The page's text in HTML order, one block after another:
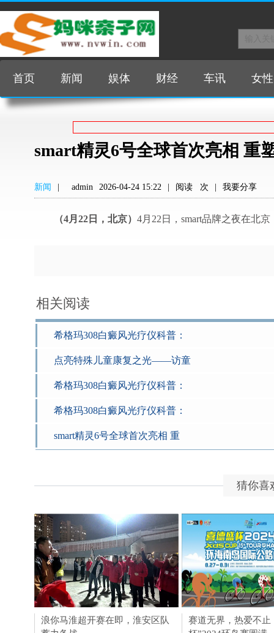
首页 新闻 娱体 财经 车讯 女性
smart精灵6号全球首次亮相 重
新闻 admin 2026-04-24 15:22 阅读 次 我要分享
（4月 22 日，北京） 4月22日，smart品牌之夜在北京
相关阅读
希格玛308白癜风光疗仪科普：
点亮特殊儿童康复之光——访童
希格玛308白癜风光疗仪科普：
希格玛308白癜风光疗仪科普：
smart精灵6号全球首次亮相 重
猜你喜
浪你马淮超开赛在即，淮安区队
淮安成功举办第四届
赛道无界，热爱不止